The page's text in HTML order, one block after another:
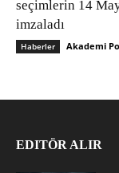
seçimlerin 14
imzaladı
Haberler Akademi
EDITÖR ALIR